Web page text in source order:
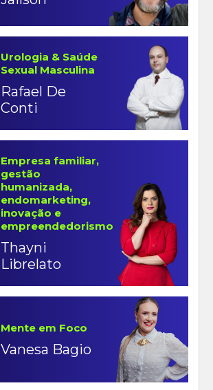
Urologia & Saúde
Sexual Masculina
Rafael De
Conti
Empresa familiar,
gestão
humanizada,
endomarketing,
inovação e
empreendedorismo
Thayni
Librelato
Mente em Foco
Vanesa Bagio